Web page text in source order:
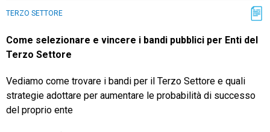
TERZO SETTORE
Come selezionare e vincere i bandi pubblici per Enti del
Terzo Settore
Vediamo come trovare i bandi per il Terzo Settore e quali
strategie adottare per aumentare le probabilità di successo
del proprio ente